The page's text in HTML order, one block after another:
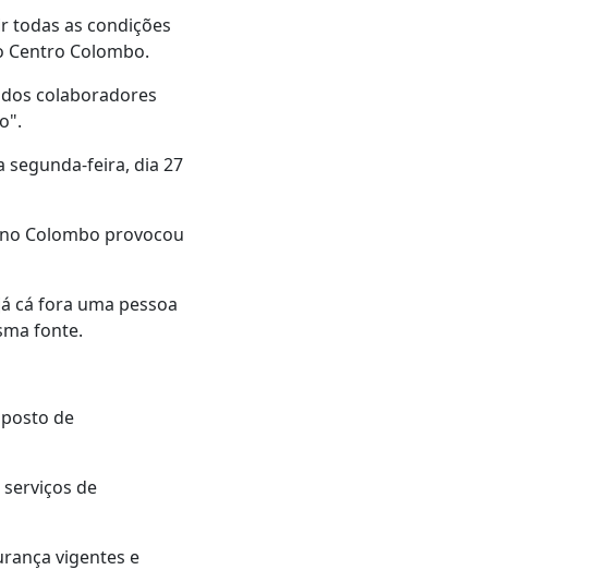
todas as condições
Colombo.
colaboradores
feira, dia 27
Colombo provocou
cá fora uma pessoa
fonte.
de
de
vigentes e